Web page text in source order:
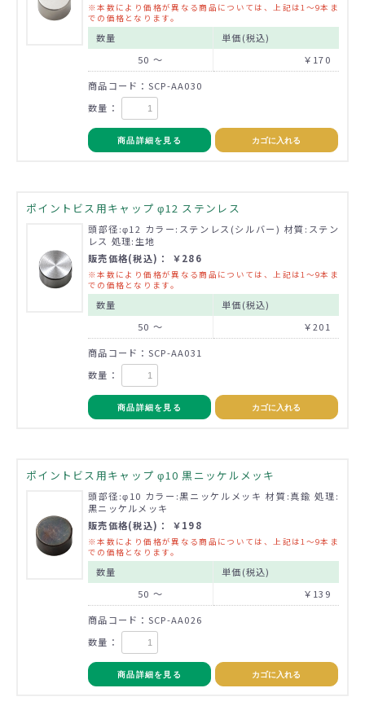
※本数により価格が異なる商品については、上記は1～9本ま
での価格となります。
数量
単価(税込)
50 ～
￥170
商品コード：SCP-AA030
数量：
商品詳細を見る カゴに入れる
ポイントビス用キャップ φ12 ステンレス
頭部径:φ12 カラー:ステンレス(シルバー) 材質:ステン
レス 処理:生地
販売価格(税込)： ￥286
※本数により価格が異なる商品については、上記は1～9本ま
での価格となります。
数量
単価(税込)
50 ～
￥201
商品コード：SCP-AA031
数量：
商品詳細を見る カゴに入れる
ポイントビス用キャップ φ10 黒ニッケルメッキ
頭部径:φ10 カラー:黒ニッケルメッキ 材質:真鍮 処理:
黒ニッケルメッキ
販売価格(税込)： ￥198
※本数により価格が異なる商品については、上記は1～9本ま
での価格となります。
数量
単価(税込)
50 ～
￥139
商品コード：SCP-AA026
数量：
商品詳細を見る カゴに入れる